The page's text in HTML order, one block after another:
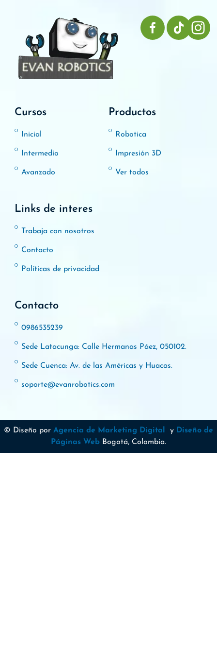
Cursos
Inicial
Intermedio
Avanzado
Productos
Robotica
Impresión 3D
Ver todos
Links de interes
Trabaja con nosotros
Contacto
Políticas de privacidad
Contacto
0986535239
Sede Latacunga: Calle Hermanas Páez, 050102.
Sede Cuenca: Av. de las Américas y Huacas.
soporte@evanrobotics.com
© Diseño por Agencia de Marketing Digital y Diseño de
Páginas Web Bogotá, Colombia.